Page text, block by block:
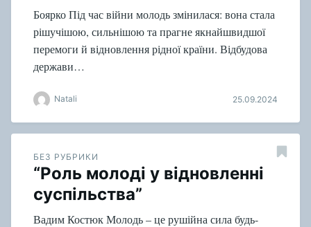
Боярко Під час війни молодь змінилася: вона стала
рішучішою, сильнішою та прагне якнайшвидшої
перемоги й відновлення рідної країни. Відбудова
держави…
Natali 25.09.2024
БЕЗ РУБРИКИ
“Роль молоді у відновленні
суспільства”
Вадим Костюк Молодь – це рушійна сила будь-